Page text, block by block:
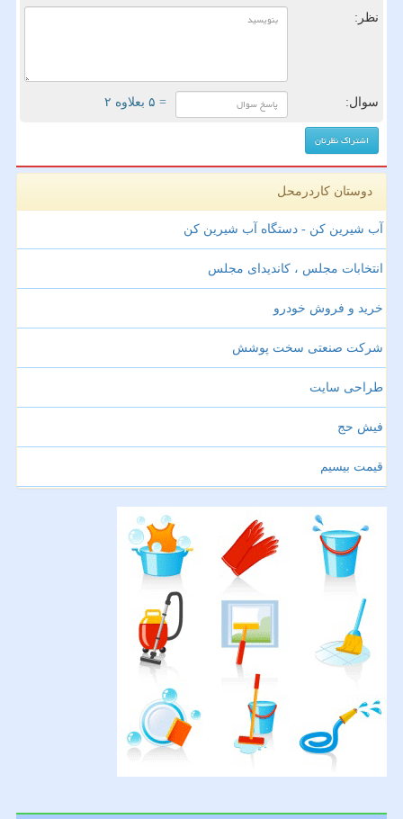
نظر:
سوال: = ۵ بعلاوه ۲
دوستان کاردرمحل
آب شیرین کن - دستگاه آب شیرین کن
انتخابات مجلس ، کاندیدای مجلس
خرید و فروش خودرو
شرکت صنعتی سخت پوشش
طراحی سایت
فیش حج
قیمت بیسیم